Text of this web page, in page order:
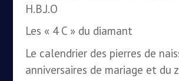
H.B.J.O
Les « 4 C » du diamant
Le calendrier des pierres de
anniversaires de mariage et du